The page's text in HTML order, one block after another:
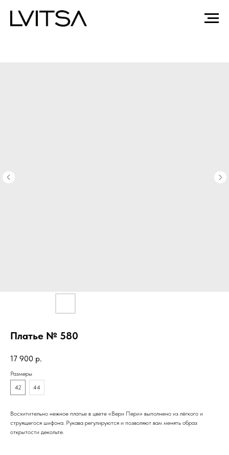
Платье № 580
17 900 р.
Размеры
42
44
Восхитительно нежное платье в цвете «Вери Пери» выполнено из лёгкого и
струящегося шифона. Рукава регулируются и позволяют вам менять образ
открытости декольте.